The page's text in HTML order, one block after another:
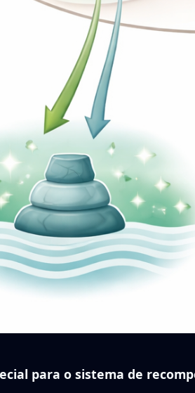
para o sistema de